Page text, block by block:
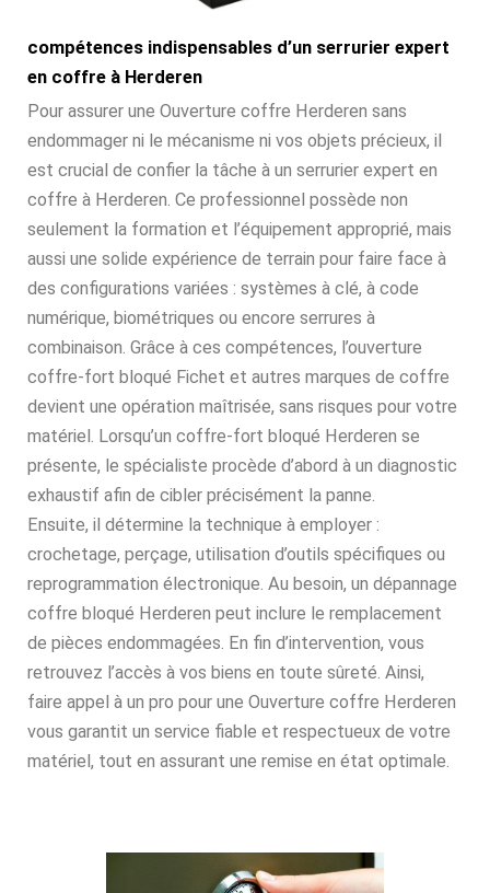
compétences indispensables d’un serrurier expert
en coffre à Herderen
Pour assurer une Ouverture coffre Herderen sans
endommager ni le mécanisme ni vos objets précieux, il
est crucial de confier la tâche à un serrurier expert en
coffre à Herderen. Ce professionnel possède non
seulement la formation et l’équipement approprié, mais
aussi une solide expérience de terrain pour faire face à
des configurations variées : systèmes à clé, à code
numérique, biométriques ou encore serrures à
combinaison. Grâce à ces compétences, l’ouverture
coffre-fort bloqué Fichet et autres marques de coffre
devient une opération maîtrisée, sans risques pour votre
matériel. Lorsqu’un coffre-fort bloqué Herderen se
présente, le spécialiste procède d’abord à un diagnostic
exhaustif afin de cibler précisément la panne.
Ensuite, il détermine la technique à employer :
crochetage, perçage, utilisation d’outils spécifiques ou
reprogrammation électronique. Au besoin, un dépannage
coffre bloqué Herderen peut inclure le remplacement
de pièces endommagées. En fin d’intervention, vous
retrouvez l’accès à vos biens en toute sûreté. Ainsi,
faire appel à un pro pour une Ouverture coffre Herderen
vous garantit un service fiable et respectueux de votre
matériel, tout en assurant une remise en état optimale.